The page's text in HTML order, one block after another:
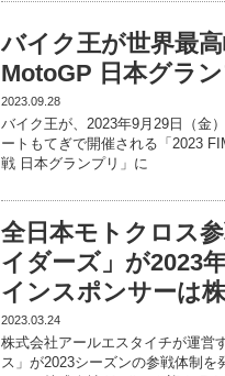
バイク王が世界最
MotoGP 日本グラ
2023.09.28
バイク王が、2023年9月29日（金
ートもてぎで開催される「2023
戦 日本グランプリ」に
全日本モトクロス
イダーズ」が2023
インスポンサーは
2023.03.24
株式会社アールエスタイチが運営
ス」が2023シーズンの参戦体制